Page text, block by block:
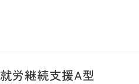
就労継続支援A型